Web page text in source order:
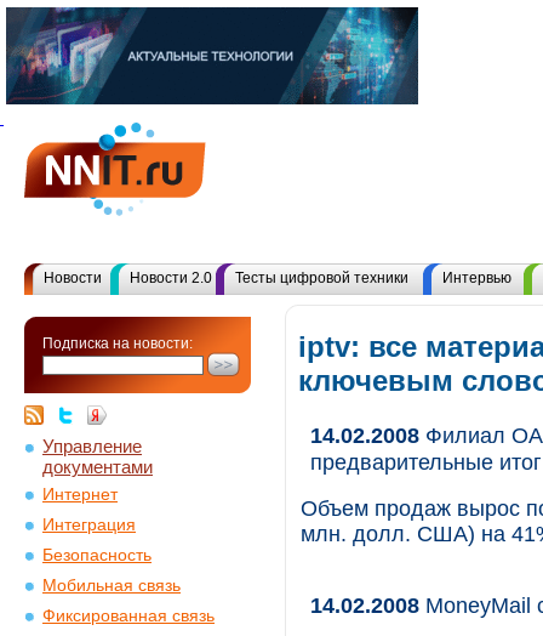
Новости Новости 2.0 Тесты цифровой техники Интервью
Подписка на новости:
Управление
документами
Интернет
Интеграция
Безопасность
Мобильная связь
Фиксированная связь
iptv: все
ключевым
14.02.2008 Филиал
предварительные
Объем продаж вырос
млн. долл. США) на
14.02.2008 MoneyMail